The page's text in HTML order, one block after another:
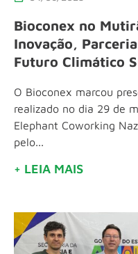
Bioconex no
Inovação,
Futuro Climático
O Bioconex marcou
realizado no dia 29 de
Elephant Coworking
pelo...
+ LEIA MAIS